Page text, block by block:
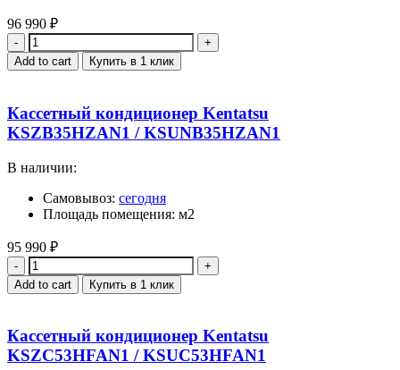
96 990 ₽
Quantity
Add to cart Купить в 1 клик
Кассетный кондиционер Kentatsu
KSZB35HZAN1 / KSUNB35HZAN1
В наличии:
Самовывоз: сегодня
Площадь помещения: м2
95 990 ₽
Quantity
Add to cart Купить в 1 клик
Кассетный кондиционер Kentatsu
KSZC53HFAN1 / KSUC53HFAN1